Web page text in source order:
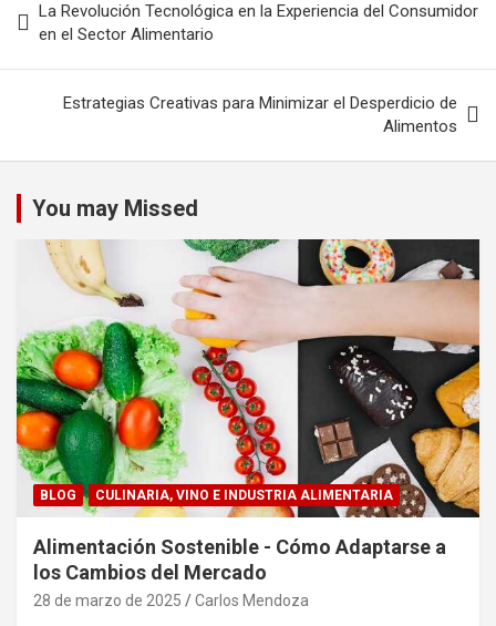
de
entradas
La Revolución Tecnológica en la Experiencia del Consumidor
en el Sector Alimentario
Estrategias Creativas para Minimizar el Desperdicio de
Alimentos
You may Missed
BLOG CULINARIA, VINO E INDUSTRIA ALIMENTARIA
Alimentación Sostenible - Cómo Adaptarse a
los Cambios del Mercado
28 de marzo de 2025 Carlos Mendoza